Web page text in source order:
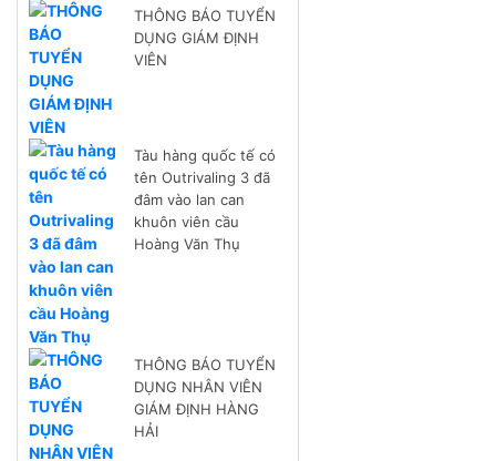
THÔNG BÁO TUYỂN
DỤNG GIÁM ĐỊNH
VIÊN
Tàu hàng quốc tế có
tên Outrivaling 3 đã
đâm vào lan can
khuôn viên cầu
Hoàng Văn Thụ
THÔNG BÁO TUYỂN
DỤNG NHÂN VIÊN
GIÁM ĐỊNH HÀNG
HẢI